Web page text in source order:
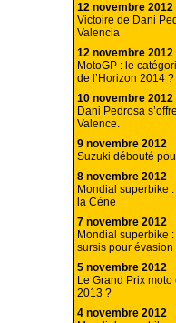
12 novembre 2012
Victoire de Dani
Valencia
12 novembre 2012
MotoGP : le
de l’Horizon 2014 ?
10 novembre 2012
Dani Pedrosa
Valence.
9 novembre 2012
Suzuki débouté
8 novembre 2012
Mondial superbike
la Cène
7 novembre 2012
Mondial superbike
sursis pour évasion
5 novembre 2012
Le Grand Prix
2013 ?
4 novembre 2012